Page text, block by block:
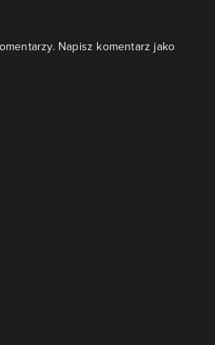
Napisz komentarz jako